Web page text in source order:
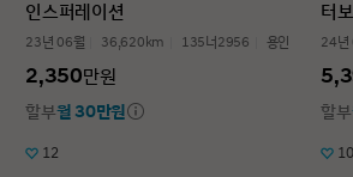
인스퍼레이션
23년 06월 36,620km 135너2956 용인
2,350만원
할부월 30만원
12
터
24년
할부
10